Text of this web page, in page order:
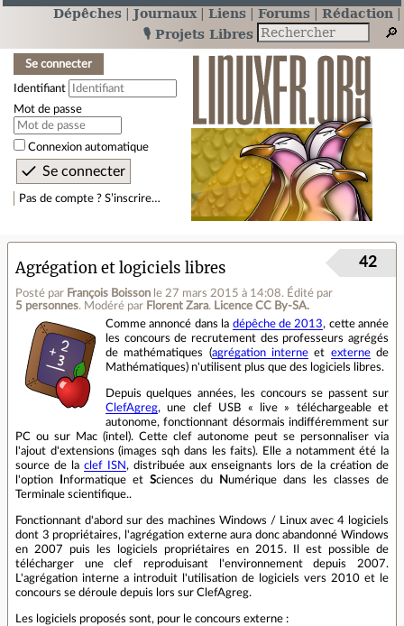
Dépêches Journaux Liens Forums
Rédaction
🎙️ Projets Libres
Se connecter
Identifiant
Mot de passe
Connexion automatique
Pas de compte ? S’inscrire…
Agrégation et logiciels libres
Posté par François Boisson le 27 mars 2015 à 14:08. Édité par
5 personnes. Modéré par Florent Zara. Licence CC By‑SA.
42
Comme annoncé dans la dépêche de 2013, cette année
les concours de recrutement des professeurs agrégés
de mathématiques (agrégation interne et externede
Mathématiques) n'utilisent plus que des logiciels libres.
Depuis quelques années, les concours se passent sur
ClefAgreg, une clef USB « live » téléchargeable et
autonome, fonctionnant désormais indifféremment sur
PC ou sur Mac (intel). Cette clef autonome peut se personnaliser via
l'ajout d'extensions (images sqh dans les faits). Elle a notamment été la
source de la clef ISN , distribuée aux enseignants lors de la création de
l'option
nformatique et Sciences du Numérique dans les classes de
Terminale scientifique..
Fonctionnant d'abord sur des machines Windows / Linux avec 4 logiciels
dont 3 propriétaires, l'agrégation externe aura donc abandonné Windows
en 2007 puis les logiciels propriétaires en 2015. Il est possible de
télécharger une clef reproduisant l'environnement depuis 2007.
L'agrégation interne a introduit l'utilisation de logiciels vers 2010 et le
concours se déroule depuis lors sur ClefAgreg.
Les logiciels proposés sont, pour le concours externe :